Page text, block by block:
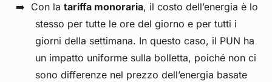
Febbraio 2023 0,161
Gennaio 2023 0,174
Con la tariffa monoraria, il costo dell’energia è lo
stesso per tutte le ore del giorno e per tutti i
giorni della settimana. In questo caso, il PUN ha
un impatto uniforme sulla bolletta, poiché non ci
sono differenze nel prezzo dell’energia basate